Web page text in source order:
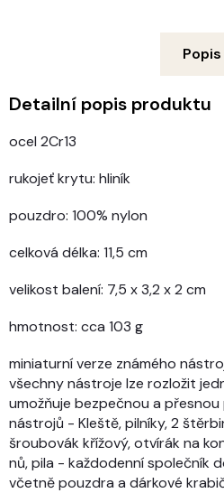
Popis
Detailní popis produktu
ocel 2Cr13
rukojeť krytu: hliník
pouzdro: 100% nylon
celková délka: 11,5 cm
velikost balení: 7,5 x 3,2 x 2 cm
hmotnost: cca 103 g
miniaturní verze známého
všechny nástroje lze rozložit
umožňuje bezpečnou a
nástrojů - Kleště, pilníky, 2
šroubovák křížový, otvírák na
nů, pila - každodenní společník
včetně pouzdra a dárkové